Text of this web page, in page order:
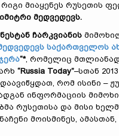
მიაყენეს რუსეთის
მედვედევს.
ჩარკვიანის
საქართველოს
“*, რომელიც
“Russia Today”–სთან
რომ ისინი –
ინფორმაციის
რუსეთისა და მისი
მოისმინეს,